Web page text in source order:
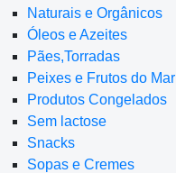
Naturais e Orgânicos
Óleos e Azeites
Pães,Torradas
Peixes e Frutos do Mar
Produtos Congelados
Sem lactose
Snacks
Sopas e Cremes